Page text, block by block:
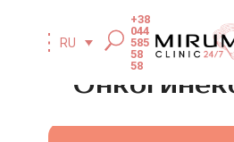
RU
+38
044
585
58
58